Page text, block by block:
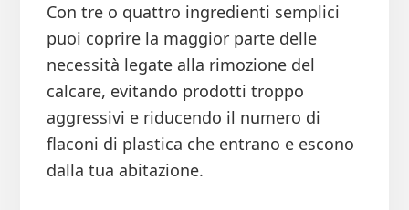
Con tre o quattro ingredienti semplici
puoi coprire la maggior parte delle
necessità legate alla rimozione del
calcare, evitando prodotti troppo
aggressivi e riducendo il numero di
flaconi di plastica che entrano e escono
dalla tua abitazione.